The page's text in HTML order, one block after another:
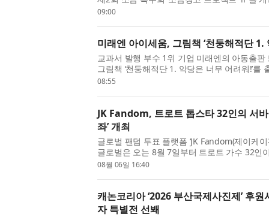
업한 다섯 작품을 모두 초연으로 선보이며, 위
09:00
미래엔 아이세움, 그림책 ‘천둥해적단 1.
교과서 발행 부수 1위 기업 미래엔의 아동출
그림책 ‘천둥해적단 1. 악당은 너무 어려워!’를
‘고래 빙수’, ‘노을 수프’, ‘낭만 찐빵’ 등 사랑
08:55
JK Fandom, 트로트 톱스타 32인의 서
좌’ 개최
글로벌 팬덤 투표 플랫폼 ‘JK Fandom(제이케
글로벌은 오는 8월 7일부터 트로트 가수 32인
최후의 왕좌(TROT WAR : THE LAST
08월 06일 16:40
캐논코리아 ‘2026 부산국제사진제’ 후
자 특별전 선봬